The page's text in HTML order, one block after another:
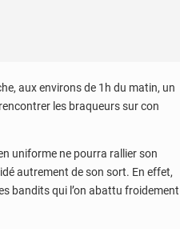
aux environs de 1h du matin, un
les braqueurs sur con
uniforme ne pourra rallier son
autrement de son sort. En effet,
bandits qui l’on abattu froidement